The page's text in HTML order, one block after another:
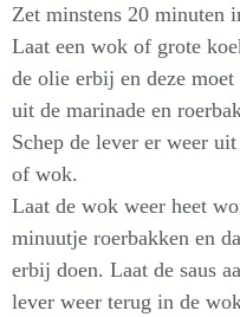
Zet minstens 20 minuten
Laat een wok of grote
de olie erbij en deze
uit de marinade en
Schep de lever er weer
of wok.
Laat de wok weer heet
minuutje roerbakken en
erbij doen. Laat de saus
lever weer terug in de